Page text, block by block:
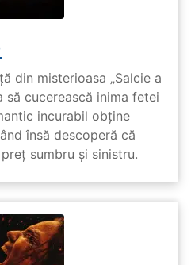
din misterioasa „Salcie a
să cucerească inima fetei
incurabil obține
însă descoperă că
sumbru și sinistru.